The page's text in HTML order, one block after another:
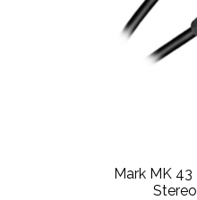
Mark MK